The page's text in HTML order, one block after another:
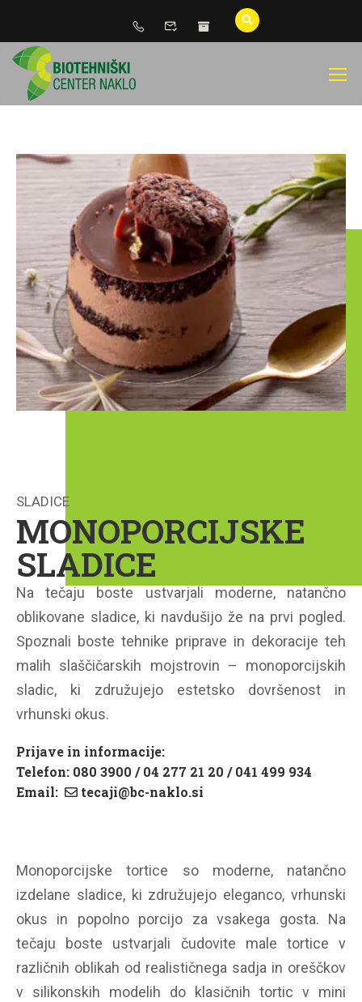
SLADICE
MONOPORCIJSKE
SLADICE
Na tečaju boste ustvarjali moderne, natančno
oblikovane sladice, ki navdušijo že na prvi pogled.
Spoznali boste tehnike priprave in dekoracije teh
malih slaščičarskih mojstrovin – monoporcijskih
sladic, ki združujejo estetsko dovršenost in
vrhunski okus.
Prijave in informacije:
Telefon: 080 3900 / 04 277 21 20 / 041 499 934
Email:
tecaji@bc-naklo.si
Monoporcijske tortice so moderne, natančno
izdelane sladice, ki združujejo eleganco, vrhunski
okus in popolno porcijo za vsakega gosta. Na
tečaju boste ustvarjali čudovite male tortice v
različnih oblikah od realističnega sadja in oreščkov
v silikonskih modelih do klasičnih tortic v mini